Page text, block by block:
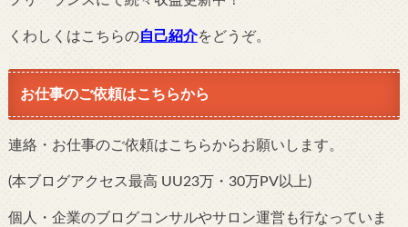
くわしくはこちらの自己紹介をどうぞ。
お仕事のご依頼はこちらから
連絡・お仕事のご依頼はこちらからお願いします。
(本ブログアクセス最高 UU23万・30万PV以上)
個人・企業のブログコンサルやサロン運営も行なっていま